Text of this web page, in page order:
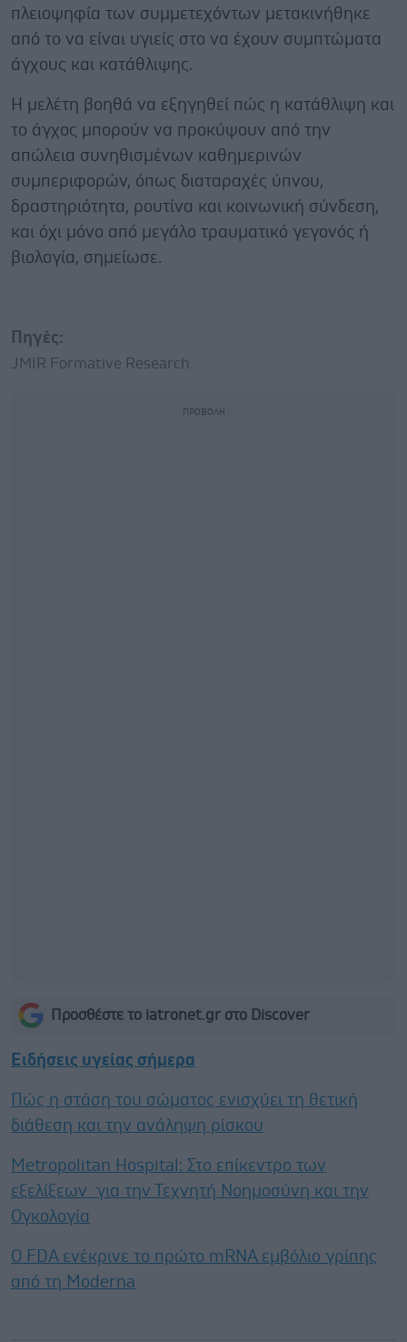
πλειοψηφία των συμμετεχόντων μετακινήθηκε
από το να είναι υγιείς στο να έχουν συμπτώματα
άγχους και κατάθλιψης.
Η μελέτη βοηθά να εξηγηθεί πώς η κατάθλιψη και
το άγχος μπορούν να προκύψουν από την
απώλεια συνηθισμένων καθημερινών
συμπεριφορών, όπως διαταραχές ύπνου,
δραστηριότητα, ρουτίνα και κοινωνική σύνδεση,
και όχι μόνο από μεγάλο τραυματικό γεγονός ή
βιολογία, σημείωσε.
Πηγές:
JMIR Formative Research.
Προσθέστε το iatronet.gr στο Discover
Ειδήσεις υγείας σήμερα
Πώς η στάση του σώματος ενισχύει τη θετική
διάθεση και την ανάληψη ρίσκου
Metropolitan Hospital: Στο επίκεντρο των
εξελίξεων για την Τεχνητή Νοημοσύνη και την
Ογκολογία
Ο FDA ενέκρινε το πρώτο mRNA εμβόλιο γρίπης
από τη Moderna